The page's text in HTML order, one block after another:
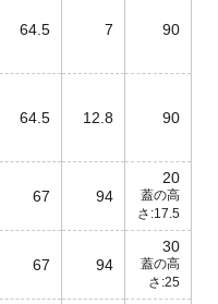
64.5 7 90
64.5 12.8 90
67 94
20
蓋の高
さ:17.5
67 94
30
蓋の高
さ:25